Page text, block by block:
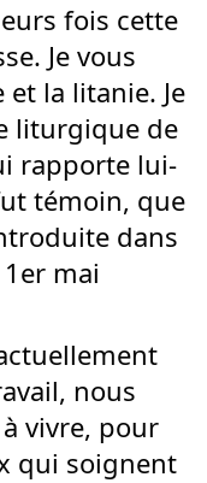
fois cette
Je vous
et la litanie. Je
liturgique de
rapporte lui-
témoin, que
dans
mai
nous
vivre, pour
qui soignent